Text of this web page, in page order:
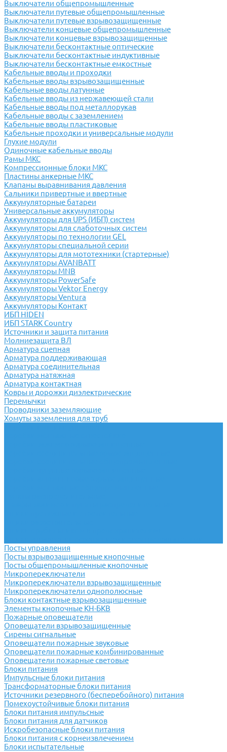
Выключатели общепромышленные
Выключатели путевые общепромышленные
Выключатели путевые взрывозащищенные
Выключатели концевые общепромышленные
Выключатели концевые взрывозащищенные
Выключатели бесконтактные оптические
Выключатели бесконтактные индуктивные
Выключатели бесконтактные емкостные
Кабельные вводы и проходки
Кабельные вводы взрывозащищенные
Кабельные вводы латунные
Кабельные вводы из нержавеющей стали
Кабельные вводы под металлорукав
Кабельные вводы с заземлением
Кабельные вводы пластиковые
Кабельные проходки и универсальные модули
Глухие модули
Одиночные кабельные вводы
Рамы МКС
Компрессионные блоки МКС
Пластины анкерные МКС
Клапаны выравнивания давления
Сальники привертные и ввертные
Аккумуляторные батареи
Универсальные аккумуляторы
Аккумуляторы для UPS (ИБП) систем
Аккумуляторы для слаботочных систем
Аккумуляторы по технологии GEL
Аккумуляторы специальной серии
Аккумуляторы для мототехники (стартерные)
Аккумуляторы AVANBATT
Аккумуляторы MNB
Аккумуляторы PowerSafe
Аккумуляторы Vektor Energy
Аккумуляторы Ventura
Аккумуляторы Контакт
ИБП HIDEN
ИБП STARK Country
Источники и защита питания
Молниезащита ВЛ
Арматура сцепная
Арматура поддерживающая
Арматура соединительная
Арматура натяжная
Арматура контактная
Ковры и дорожки диэлектрические
Перемычки
Проводники заземляющие
Хомуты заземления для труб
Посты управления
Посты взрывозащищенные кнопочные
Посты общепромышленные кнопочные
Микропереключатели
Микропереключатели взрывозащищенные
Микропереключатели однополюсные
Блоки контактные взрывозащищенные
Элементы кнопочные КН-БКВ
Пожарные оповещатели
Оповещатели взрывозащищенные
Сирены сигнальные
Оповещатели пожарные звуковые
Оповещатели пожарные комбинированные
Оповещатели пожарные световые
Блоки питания
Импульсные блоки питания
Трансформаторные блоки питания
Источники резервного (бесперебойного) питания
Помехоустойчивые блоки питания
Блоки питания импульсные
Блоки питания для датчиков
Искробезопасные блоки питания
Блоки питания с корнеизвлечением
Блоки испытательные